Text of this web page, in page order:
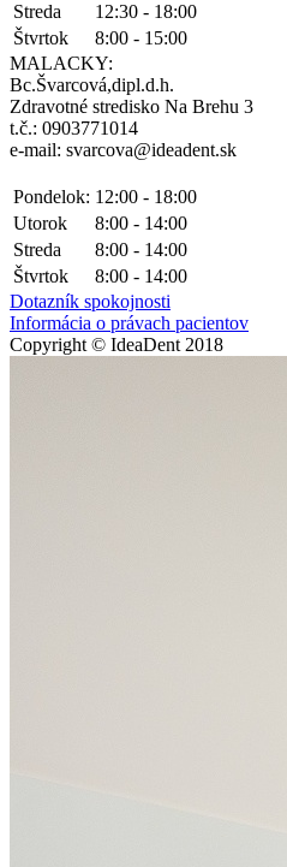
Streda
12:30 - 18:00
Štvrtok
8:00 - 15:00
MALACKY:
Bc.Švarcová,dipl.d.h.
Zdravotné stredisko Na Brehu 3
t.č.: 0903771014
e-mail: svarcova@ideadent.sk
Pondelok: 12:00 - 18:00
Utorok
8:00 - 14:00
Streda
8:00 - 14:00
Štvrtok
8:00 - 14:00
Dotazník spokojnosti
Informácia o právach pacientov
Copyright © IdeaDent 2018